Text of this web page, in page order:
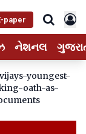
paper
નેશનલ
youngest-
oath-as-